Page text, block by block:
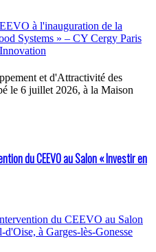
et d'Attractivité des
le 6 juillet 2026, à la Maison
du CEEVO au Salon « Investir en